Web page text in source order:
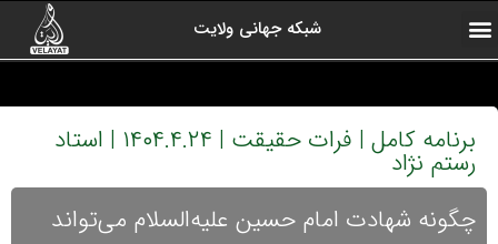
شبکه جهانی ولایت
برنامه کامل | فرات حقیقت | ۱۴۰۴.۴.۲۴ | استاد
رستم نژاد
چگونه شهادت امام حسین علیه‌السلام می‌تواند